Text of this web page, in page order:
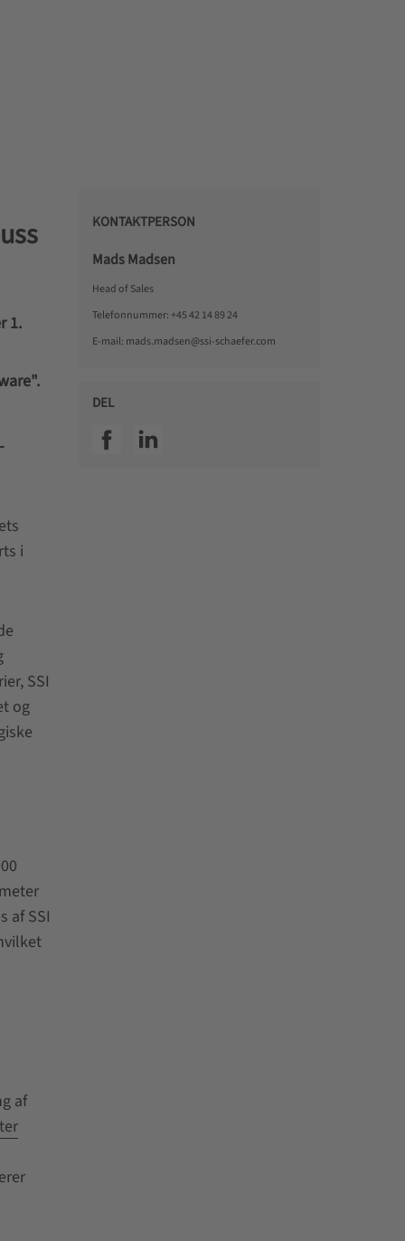
1.
i
SSI
og
af SSI
af
KONTAKTPERSON
Mads Madsen
Head of Sales
Telefonnummer: +45 42 14 89 24
E-mail: mads.madsen@ssi-schaefer.com
DEL
SSI facebookSSI linkedin